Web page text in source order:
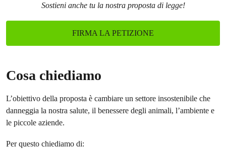
Sostieni anche tu la nostra proposta di legge!
FIRMA LA PETIZIONE
Cosa chiediamo
L’obiettivo della proposta è cambiare un settore insostenibile che
danneggia la nostra salute, il benessere degli animali, l’ambiente e
le piccole aziende.
Per questo chiediamo di: